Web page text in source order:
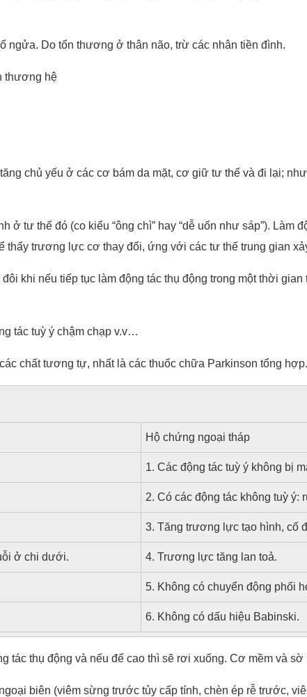
ngửa. Do tổn thương ở thân não, trừ các nhân tiền đình.
thương hệ
chủ yếu ở các cơ bám da mặt, cơ giữ tư thế và đi lại;
tư thế đó (co kiểu “ông chì” hay “dễ uốn như sáp”). Làm
trương lực cơ thay đổi, ứng với các tư thế trung gian
khi nếu tiếp tục làm động tác thụ động trong một thời
tác tuỳ ý chậm chạp v.v…
chất tương tự, nhất là các thuốc chữa Parkinson tổng hợp.
Hộ chứng ngoại tháp
1. Các động tác tuỳ ý không bị
2. Có các động tác không tuỳ ý:
3. Tăng trương lực tạo hình, cố
ở chi dưới. 4. Trương lực tăng lan toả.
5. Không có chuyển động phối
6. Không có dấu hiệu Babinski.
thụ động và nếu để cao thì sẽ rơi xuống. Cơ mềm và sờ
biên (viêm sừng trước tủy cấp tính, chèn ép rễ trước,